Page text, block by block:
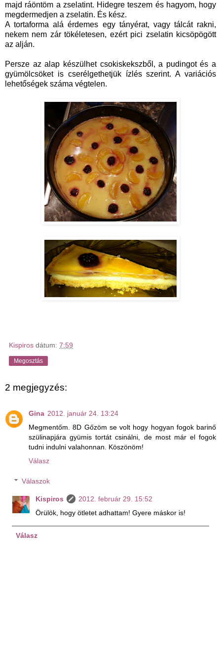
majd ráöntöm a zselatint. Hidegre teszem és hagyom, hogy
megdermedjen a zselatin. És kész.
A tortaforma alá érdemes egy tányérat, vagy tálcát rakni,
nekem nem zár tökéletesen, ezért pici zselatin kicsöpögött
az alján.
Persze az alap készülhet csokiskekszből, a pudingot és a
gyümölcsöket is cserélgethetjük ízlés szerint. A variációs
lehetőségek száma végtelen.
Kispiros dátum: 7:59
Megosztás
2 megjegyzés:
Gina 2012. január 24. 13:24
Megmentőm. 8D Gőzöm se volt hogy hogyan fogok barinő
szülinapjára gyümis tortát csinálni, de most már el fogok
tudni indulni valahonnan. Köszönöm!
Válasz
Válaszok
Kispiros
2012. február 29. 15:52
Örülök, hogy ötletet adhattam! Gyere máskor is!
Válasz